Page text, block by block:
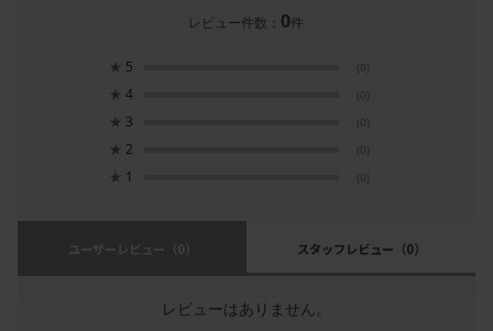
レビュー件数： 0件
★ 5 (0)
★ 4 (0)
★ 3 (0)
★ 2 (0)
★ 1 (0)
ユーザーレビュー （0） スタッフレビュー （0）
レビューはありません。